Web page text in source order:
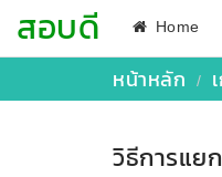
สอบดี Home
หน้าหลัก
วิธีการแย